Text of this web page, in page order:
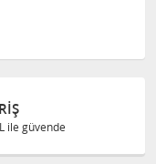
ile güvende